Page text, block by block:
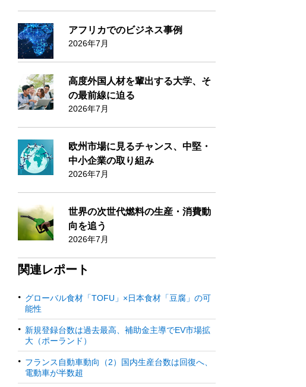
アフリカでのビジネス事例
2026年7月
高度外国人材を輩出する大学、そ
の最前線に迫る
2026年7月
欧州市場に見るチャンス、中堅・
中小企業の取り組み
2026年7月
世界の次世代燃料の生産・消費動
向を追う
2026年7月
関連レポート
グローバル食材「TOFU」×日本食材「豆腐」の可
能性
新規登録台数は過去最高、補助金主導でEV市場拡
大（ポーランド）
フランス自動車動向（2）国内生産台数は回復へ、
電動車が半数超